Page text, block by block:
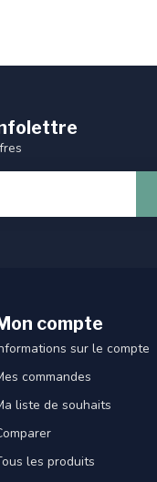
compte
sur le compte
commandes
liste de souhaits
les produits